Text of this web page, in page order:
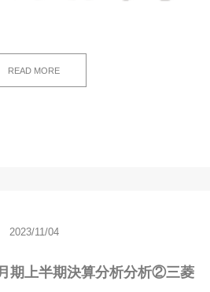
READ MORE
2023/11/04
期上半期決算分析分析②三菱